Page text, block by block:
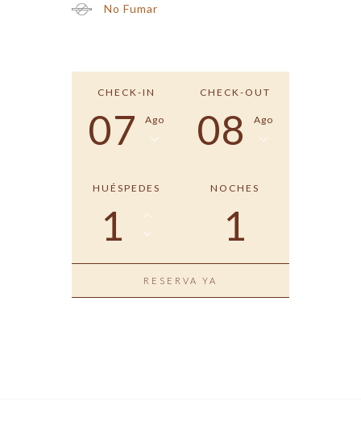
No Fumar
CHECK-IN
07 Ago
CHECK-OUT
08 Ago
HUÉSPEDES
1
NOCHES
1